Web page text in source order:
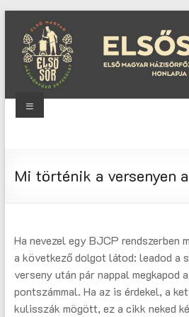
content
Magyar
Menu
Mi történik a versenyen
Ha nevezel egy BJCP rendszerben
a következő dolgot látod: leadod a
verseny után pár nappal megkapod
pontszámmal. Ha az is érdekel, a
kulisszák mögött, ez a cikk neked